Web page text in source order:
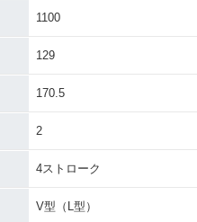
1100
129
170.5
2
4ストローク
V型（L型）